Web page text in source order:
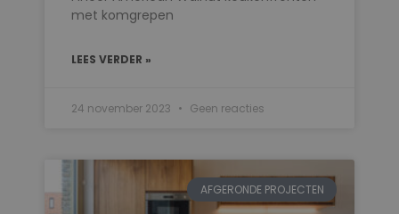
met komgrepen
LEES VERDER »
24 november 2023 Geen reacties
AFGERONDE PROJECTEN